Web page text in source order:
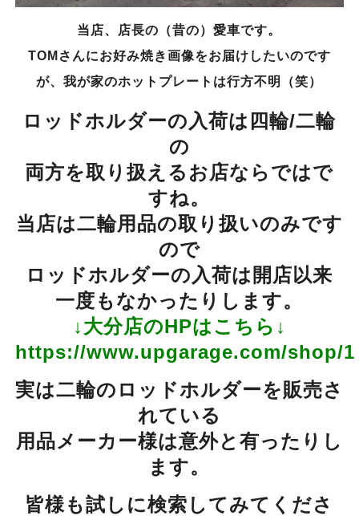
当店、店長の（昔の）愛車です。
TOMさんにお好み焼き画像をお届けしたいのです
が、我が家のホットプレートは行方不明（笑）
ロッドホルダーの入荷は四輪/二輪
の
両方を取り扱えるお店ならではで
すね。
当店は二輪用品の取り扱いのみです
ので
ロッドホルダーの入荷は開店以来
一度もなかったりします。
↓大分店のHPはこちら↓
https://www.upgarage.com/shop/
実は二輪の ロッドホルダーを販売さ
れている
用品メーカー様は意外と有ったりし
ます。
皆様も試しに検索してみてくださ